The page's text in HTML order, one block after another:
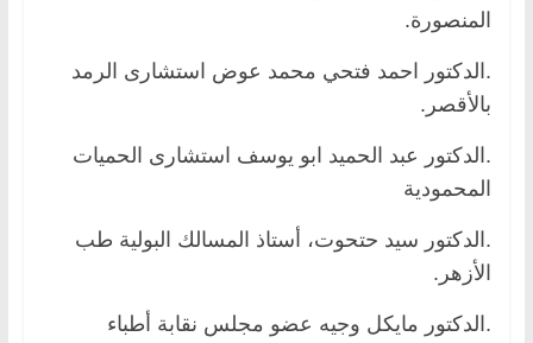
المنصورة.
.الدكتور احمد فتحي محمد عوض استشارى الرمد
بالأقصر.
.الدكتور عبد الحميد ابو يوسف استشارى الحميات
المحمودية
.الدكتور سيد حتحوت، أستاذ المسالك البولية طب
الأزهر.
.الدكتور مايكل وجيه عضو مجلس نقابة أطباء